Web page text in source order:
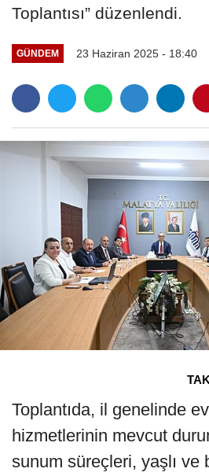
Toplantısı” düzenlendi.
GÜNDEM 23 Haziran 2025 - 18:40
Toplantıda, il genelinde
hizmetlerinin mevcut
sunum süreçleri, yaşlı ve